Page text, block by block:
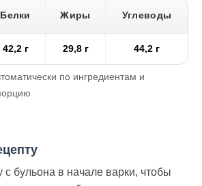
Белки Жиры Углеводы
42,2 г 29,8 г 44,2 г
по ингредиентам и
бульона в начале варки, чтобы